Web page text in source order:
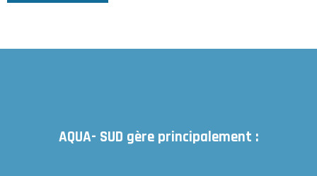
AQUA- SUD gère principalement :